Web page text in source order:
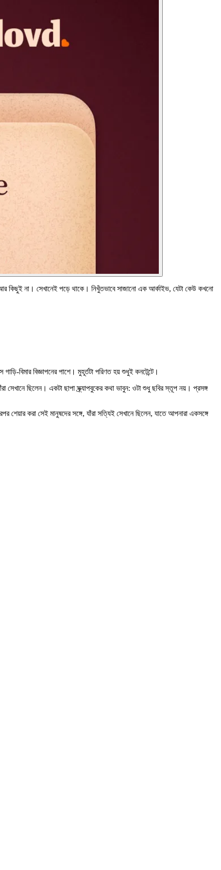
না। সেখানেই পড়ে থাকে। নিখুঁতভাবে সাজানো এক আর্কাইভ, যেটা কেউ কখনো
বিমার বিজ্ঞাপনের পাশে। মুহূর্তটা পরিণত হয় শুধুই কনটেন্টে।
সেখানে ছিলেন। একটা ছাপা স্ক্র্যাপবুকের কথা ভাবুন: ওটা শুধু ছবির স্তূপ নয়। প্রসঙ্গ
করা সেই মানুষদের সঙ্গে, যাঁরা সত্যিই সেখানে ছিলেন, যাতে আপনারা একসঙ্গে